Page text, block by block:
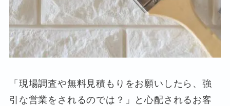
「現場調査や無料見積もりをお願いしたら、強
引な営業をされるのでは？」と心配されるお客